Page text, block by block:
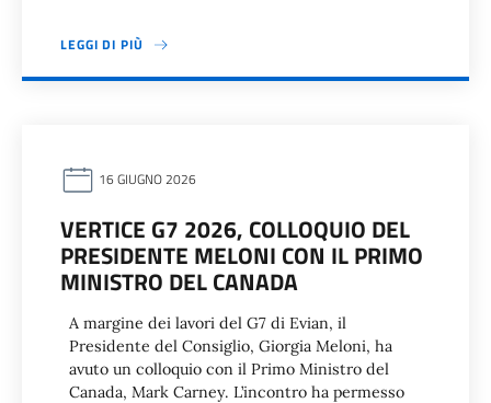
LEGGI DI PIÙ
16 GIUGNO 2026
VERTICE G7 2026, COLLOQUIO DEL
PRESIDENTE MELONI CON IL PRIMO
MINISTRO DEL CANADA
A margine dei lavori del G7 di Evian, il
Presidente del Consiglio, Giorgia Meloni, ha
avuto un colloquio con il Primo Ministro del
Canada, Mark Carney. L’incontro ha permesso